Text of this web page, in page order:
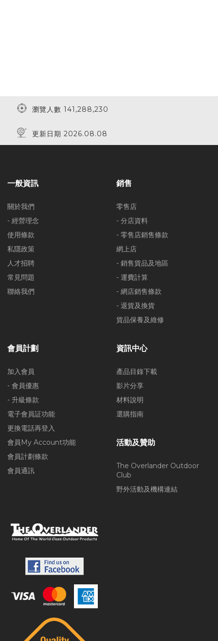
瀏覽人數 141,288,230
更新日期 2026.08.08
一般資訊
關於我們
- 經營理念
使用條款
私隱政策
人才招聘
常見問題
聯絡我們
銷售
零售店
- 分店資料
- 零售店銷售條款
網上店
- 銷售貨品及地區
- 運費計算
- 網店銷售條款
- 退貨及換貨
貨品保養及維修
會員計劃
加入會員
- 會員優惠
- 升級條款
電子會員証功能
更換電話再登入
會員My Account功能
會員計劃條款
會員通訊
資訊中心
產品目錄下載
影片分享
材料說明
選購指南
活動及贊助
The Overlander Outdoor
Club
野外活動及機構連結